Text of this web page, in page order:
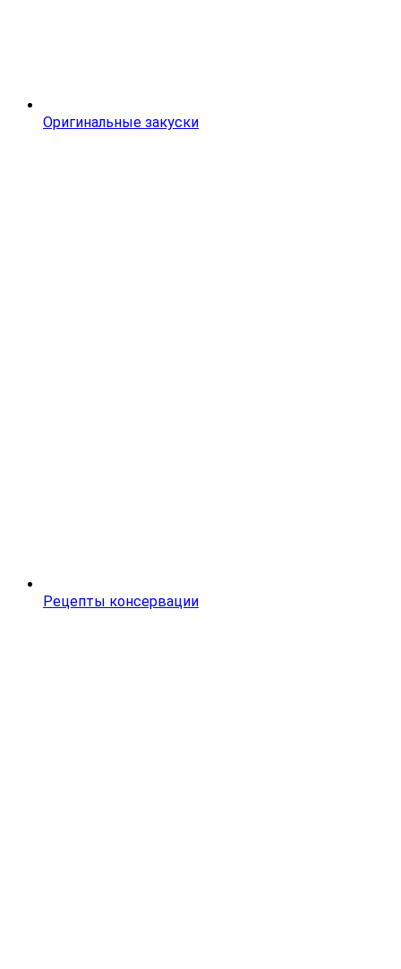
Оригинальные закуски
Рецепты консервации